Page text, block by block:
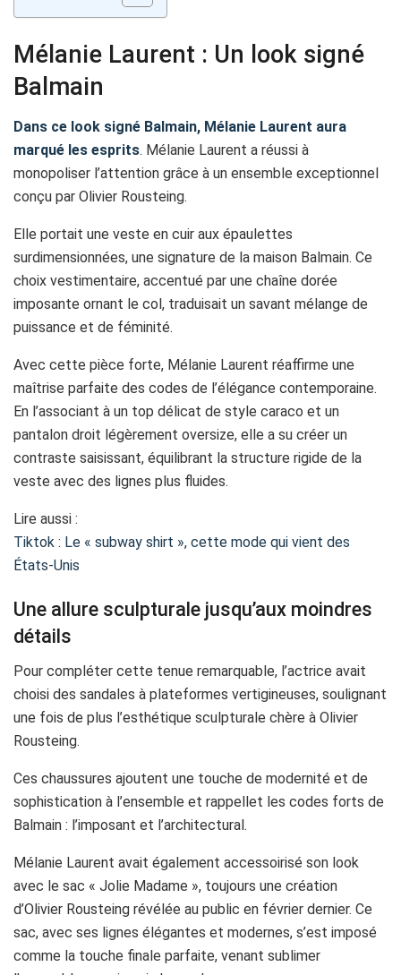
Mélanie Laurent : Un look signé
Balmain
Dans ce look signé Balmain, Mélanie Laurent aura
marqué les esprits. Mélanie Laurent a réussi à
monopoliser l’attention grâce à un ensemble exceptionnel
conçu par Olivier Rousteing.
Elle portait une veste en cuir aux épaulettes
surdimensionnées, une signature de la maison Balmain. Ce
choix vestimentaire, accentué par une chaîne dorée
imposante ornant le col, traduisait un savant mélange de
puissance et de féminité.
Avec cette pièce forte, Mélanie Laurent réaffirme une
maîtrise parfaite des codes de l’élégance contemporaine.
En l’associant à un top délicat de style caraco et un
pantalon droit légèrement oversize, elle a su créer un
contraste saisissant, équilibrant la structure rigide de la
veste avec des lignes plus fluides.
Lire aussi :
Tiktok : Le « subway shirt », cette mode qui vient des
États-Unis
Une allure sculpturale jusqu’aux moindres
détails
Pour compléter cette tenue remarquable, l’actrice avait
choisi des sandales à plateformes vertigineuses, soulignant
une fois de plus l’esthétique sculpturale chère à Olivier
Rousteing.
Ces chaussures ajoutent une touche de modernité et de
sophistication à l’ensemble et rappellet les codes forts de
Balmain : l’imposant et l’architectural.
Mélanie Laurent avait également accessoirisé son look
avec le sac « Jolie Madame », toujours une création
d’Olivier Rousteing révélée au public en février dernier. Ce
sac, avec ses lignes élégantes et modernes, s’est imposé
comme la touche finale parfaite, venant sublimer